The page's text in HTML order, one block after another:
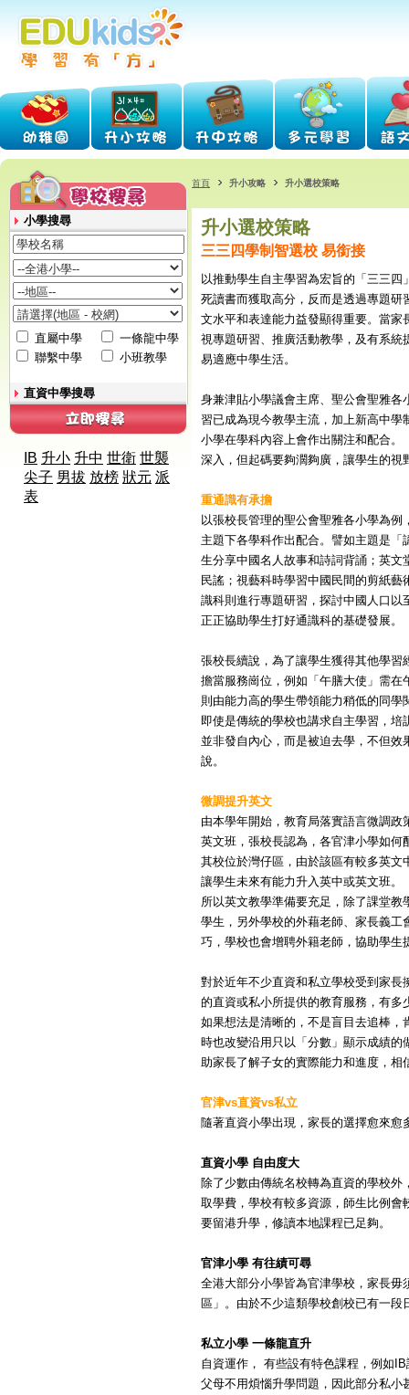
小學搜尋
直屬中學
一條龍中學
聯繫中學
小班教學
直資中學搜尋
IB 升小 升中 世衛 世襲
尖子 男拔 放榜 狀元 派
表
首頁 升小攻略 升小選校策略
升小選校策略
三三四學制智選校 易銜接
以推動學生自主學習為宏旨的「三三
死讀書而獲取高分，反而是透過專題
文水平和表達能力益發顯得重要。當
視專題研習、推廣活動教學，及有系
易適應中學生活。
身兼津貼小學議會主席、聖公會聖雅
習已成為現今教學主流，加上新高中
小學在學科內容上會作出關注和配合
深入，但起碼要夠濶夠廣，讓學生的視
重通識有承擔
以張校長管理的聖公會聖雅各小學為
主題下各學科作出配合。譬如主題是
生分享中國名人故事和詩詞背誦；英
民謠；視藝科時學習中國民間的剪紙
識科則進行專題研習，探討中國人口
正正協助學生打好通識科的基礎發展。
張校長續說，為了讓學生獲得其他學
擔當服務崗位，例如「午膳大使」需
則由能力高的學生帶領能力稍低的同
即使是傳統的學校也講求自主學習，
並非發自內心，而是被迫去學，不但
說。
微調提升英文
由本學年開始，教育局落實語言微調
英文班，張校長認為，各官津小學如
其校位於灣仔區，由於該區有較多英
讓學生未來有能力升入英中或英文班
所以英文教學準備要充足，除了課堂
學生，另外學校的外藉老師、家長義
巧，學校也會增聘外籍老師，協助學生
對於近年不少直資和私立學校受到家
的直資或私小所提供的教育服務，有
如果想法是清晰的，不是盲目去追棒
時也改變沿用只以「分數」顯示成績
助家長了解子女的實際能力和進度，相
官津vs直資vs私立
隨著直資小學出現，家長的選擇愈來
直資小學 自由度大
除了少數由傳統名校轉為直資的學校
取學費，學校有較多資源，師生比例
要留港升學，修讀本地課程已足夠。
官津小學 有往績可尋
全港大部分小學皆為官津學校，家長
區」。由於不少這類學校創校已有一
私立小學 一條龍直升
自資運作， 有些設有特色課程，例如
父母不用煩惱升學問題，因此部分私小